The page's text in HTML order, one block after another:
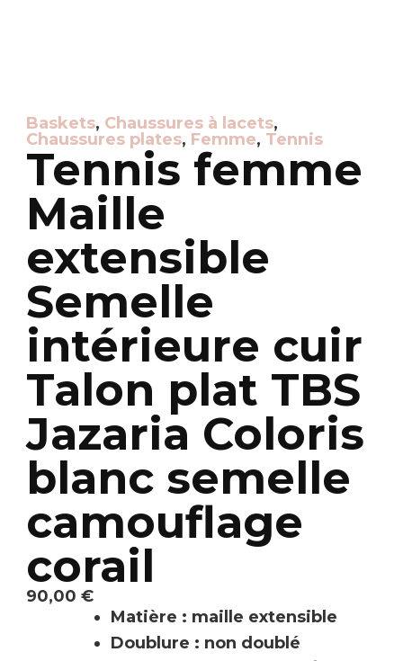
Baskets, Chaussures à lacets,
Chaussures plates, Femme, Tennis
Tennis femme
Maille
extensible
Semelle
intérieure cuir
Talon plat TBS
Jazaria Coloris
blanc semelle
camouflage
corail
90,00 €
Matière : maille extensible
Doublure : non doublé